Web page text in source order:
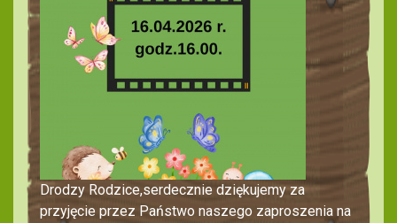
Drodzy Rodzice,serdecznie dziękujemy za
przyjęcie przez Państwo naszego zaproszenia na